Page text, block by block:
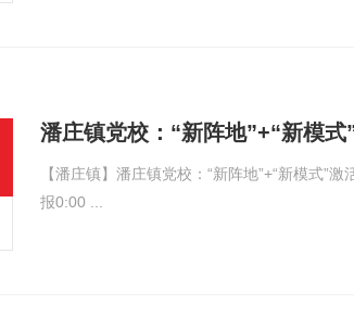
潘庄镇党校：“新阵地”+“新模
【潘庄镇】潘庄镇党校：“新阵地”+“新模式”
报0:00 ...